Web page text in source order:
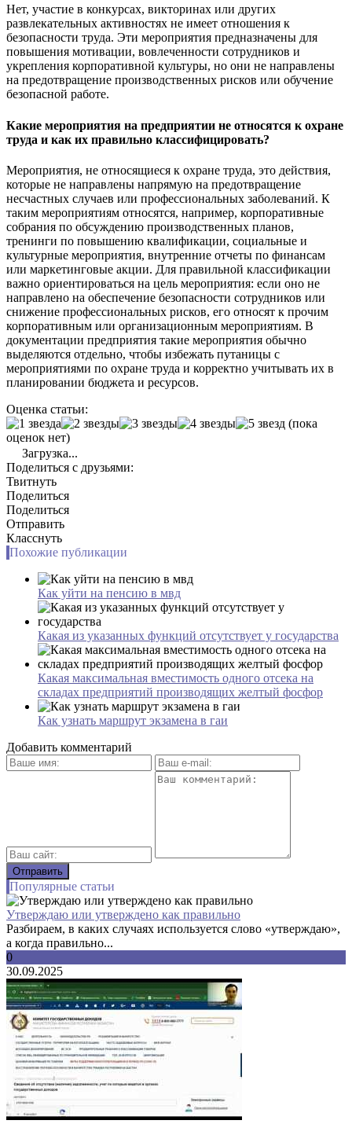
Нет, участие в конкурсах, викторинах или других
развлекательных активностях не имеет отношения к
безопасности труда. Эти мероприятия предназначены для
повышения мотивации, вовлеченности сотрудников и
укрепления корпоративной культуры, но они не направлены
на предотвращение производственных рисков или обучение
безопасной работе.
Какие мероприятия на предприятии не относятся к охране
труда и как их правильно классифицировать?
Мероприятия, не относящиеся к охране труда, это действия,
которые не направлены напрямую на предотвращение
несчастных случаев или профессиональных заболеваний. К
таким мероприятиям относятся, например, корпоративные
собрания по обсуждению производственных планов,
тренинги по повышению квалификации, социальные и
культурные мероприятия, внутренние отчеты по финансам
или маркетинговые акции. Для правильной классификации
важно ориентироваться на цель мероприятия: если оно не
направлено на обеспечение безопасности сотрудников или
снижение профессиональных рисков, его относят к прочим
корпоративным или организационным мероприятиям. В
документации предприятия такие мероприятия обычно
выделяются отдельно, чтобы избежать путаницы с
мероприятиями по охране труда и корректно учитывать их в
планировании бюджета и ресурсов.
Оценка статьи:
(пока
оценок нет)
Загрузка...
Поделиться с друзьями:
Твитнуть
Поделиться
Поделиться
Отправить
Класснуть
Похожие публикации
Как уйти на пенсию в мвд
Какая из указанных функций отсутствует у государства
Какая максимальная вместимость одного отсека на
складах предприятий производящих желтый фосфор
Как узнать маршрут экзамена в гаи
Добавить комментарий
Популярные статьи
Утверждаю или утверждено как правильно
Разбираем, в каких случаях используется слово «утверждаю»,
а когда правильно...
0
30.09.2025